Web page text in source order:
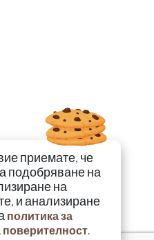
приемате, че
подобряване на
на
и анализиране
политика за
поверителност.